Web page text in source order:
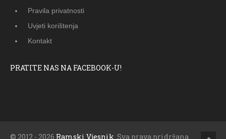
Pravila privatnosti
Uvjeti korištenja
Kontakt
PRATITE NAS NA FACEBOOK-U!
© 2012 - 2026 Ramski Vjesnik . Sva prava pridržana.